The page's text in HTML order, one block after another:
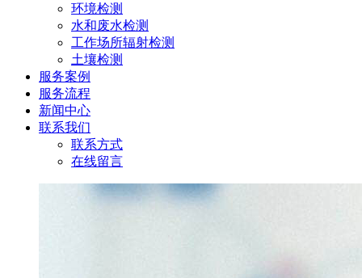
环境检测
水和废水检测
工作场所辐射检测
土壤检测
服务案例
服务流程
新闻中心
联系我们
联系方式
在线留言